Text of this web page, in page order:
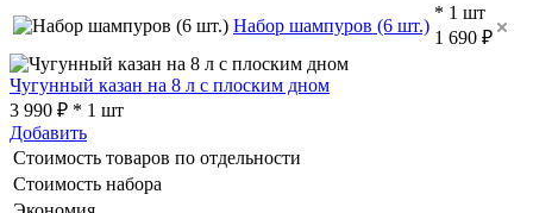
Набор шампуров (6 шт.)
* 1 шт
1 690 ₽
Чугунный казан на 8 л с плоским дном
3 990 ₽ * 1 шт
Добавить
Стоимость товаров по отдельности
Стоимость набора